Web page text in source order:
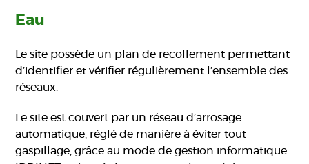
Eau
Le site possède un plan de recollement permettant
d’identifier et vérifier régulièrement l’ensemble des
réseaux.
Le site est couvert par un réseau d’arrosage
automatique, réglé de manière à éviter tout
gaspillage, grâce au mode de gestion informatique